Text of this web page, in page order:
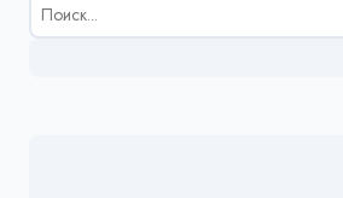
поиска